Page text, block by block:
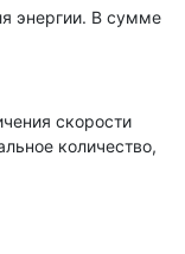
энергии. В сумме
скорости
количество,